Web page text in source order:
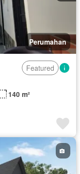
Perumahan
Featured
140 m²